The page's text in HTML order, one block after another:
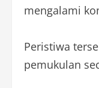
mengalami
Peristiwa
pemukulan